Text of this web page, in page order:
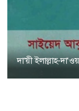
দা’য়ী ইলাল্লাহ-